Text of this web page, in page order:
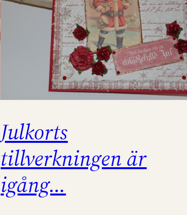
Julkorts
tillverkningen är
igång…